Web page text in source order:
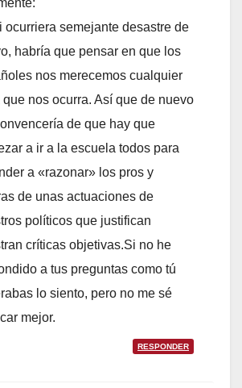
ocurriera semejante desastre de
habría que pensar en que los
nos merecemos cualquier
que nos ocurra. Así que de nuevo
de que hay que
a ir a la escuela todos para
a «razonar» los pros y
de unas actuaciones de
políticos que justifican
críticas objetivas.Si no he
a tus preguntas como tú
lo siento, pero no me sé
mejor.
RESPONDER